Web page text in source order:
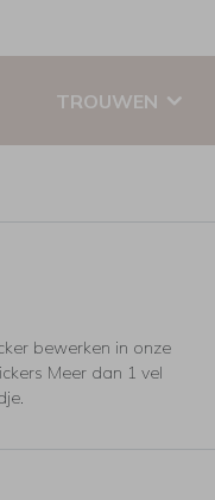
TROUWEN
bewerken in onze
Meer dan 1 vel